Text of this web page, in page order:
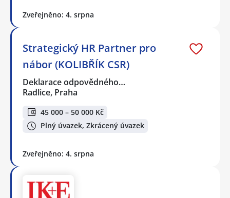
Zveřejněno: 4. srpna
Strategický HR Partner pro
nábor (KOLIBŘÍK CSR)
Deklarace odpovědného…
Radlice, Praha
45 000 – 50 000 Kč
Plný úvazek, Zkrácený úvazek
Zveřejněno: 4. srpna